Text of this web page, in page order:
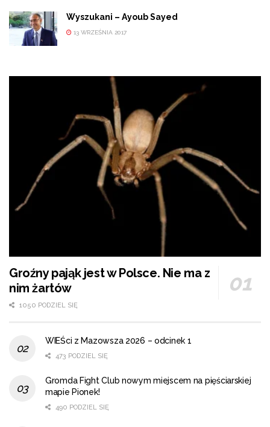
Wyszukani – Ayoub Sayed
13 WRZEŚNIA 2017
Groźny pająk jest w Polsce. Nie ma z
nim żartów
1050 PODZIEL SIĘ
WIEŚci z Mazowsza 2026 – odcinek 1
473 PODZIEL SIĘ
Gromda Fight Club nowym miejscem na pięściarskiej
mapie Pionek!
490 PODZIEL SIĘ